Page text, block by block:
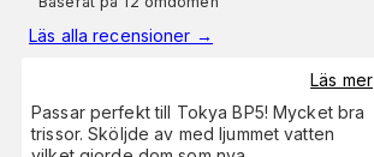
Läs alla recensioner →
Läs mer
Passar perfekt till Tokya BP5! Mycket bra
trissor. Sköljde av med ljummet vatten